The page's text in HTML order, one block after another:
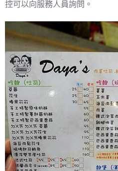
控可以向服務人員詢問。